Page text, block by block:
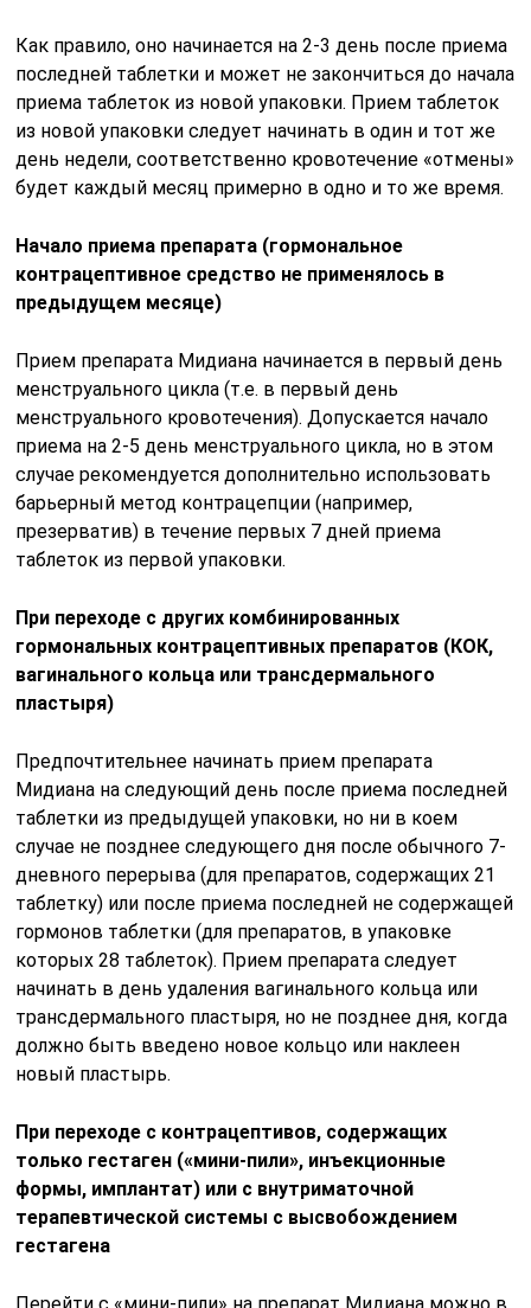
Как правило, оно начинается на 2-3 день после приема
последней таблетки и может не закончиться до начала
приема таблеток из новой упаковки. Прием таблеток
из новой упаковки следует начинать в один и тот же
день недели, соответственно кровотечение «отмены»
будет каждый месяц примерно в одно и то же время.
Начало приема препарата (гормональное
контрацептивное средство не применялось в
предыдущем месяце)
Прием препарата Мидиана начинается в первый день
менструального цикла (т.е. в первый день
менструального кровотечения). Допускается начало
приема на 2-5 день менструального цикла, но в этом
случае рекомендуется дополнительно использовать
барьерный метод контрацепции (например,
презерватив) в течение первых 7 дней приема
таблеток из первой упаковки.
При переходе с других комбинированных
гормональных контрацептивных препаратов (КОК,
вагинального кольца или трансдермального
пластыря)
Предпочтительнее начинать прием препарата
Мидиана на следующий день после приема последней
таблетки из предыдущей упаковки, но ни в коем
случае не позднее следующего дня после обычного 7-
дневного перерыва (для препаратов, содержащих 21
таблетку) или после приема последней не содержащей
гормонов таблетки (для препаратов, в упаковке
которых 28 таблеток). Прием препарата следует
начинать в день удаления вагинального кольца или
трансдермального пластыря, но не позднее дня, когда
должно быть введено новое кольцо или наклеен
новый пластырь.
При переходе с контрацептивов, содержащих
только гестаген («мини-пили», инъекционные
формы, имплантат) или с внутриматочной
терапевтической системы с высвобождением
гестагена